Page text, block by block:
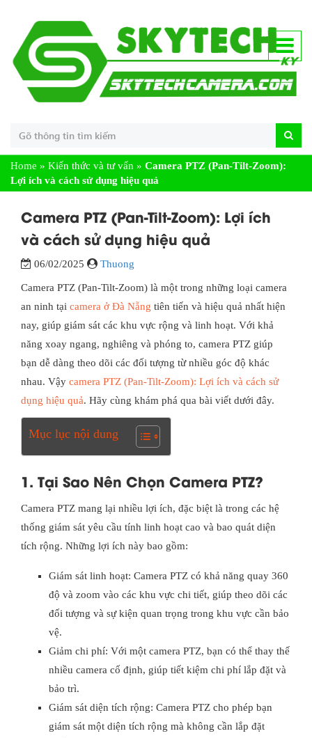
Home » Kiến thức và tư vấn » Camera PTZ (Pan-Tilt-Zoom):
Lợi ích và cách sử dụng hiệu quả
Camera PTZ (Pan-Tilt-Zoom): Lợi ích
và cách sử dụng hiệu quả
06/02/2025 Thuong
Camera PTZ (Pan-Tilt-Zoom) là một trong những loại camera
an ninh tại camera ở Đà Nẵng tiên tiến và hiệu quả nhất hiện
nay, giúp giám sát các khu vực rộng và linh hoạt. Với khả
năng xoay ngang, nghiêng và phóng to, camera PTZ giúp
bạn dễ dàng theo dõi các đối tượng từ nhiều góc độ khác
nhau. Vậy camera PTZ (Pan-Tilt-Zoom): Lợi ích và cách sử
dụng hiệu quả. Hãy cùng khám phá qua bài viết dưới đây.
Mục lục nội dung
1. Tại Sao Nên Chọn Camera PTZ?
Camera PTZ mang lại nhiều lợi ích, đặc biệt là trong các hệ
thống giám sát yêu cầu tính linh hoạt cao và bao quát diện
tích rộng. Những lợi ích này bao gồm:
Giám sát linh hoạt: Camera PTZ có khả năng quay 360
độ và zoom vào các khu vực chi tiết, giúp theo dõi các
đối tượng và sự kiện quan trọng trong khu vực cần bảo
vệ.
Giảm chi phí: Với một camera PTZ, bạn có thể thay thế
nhiều camera cố định, giúp tiết kiệm chi phí lắp đặt và
bảo trì.
Giám sát diện tích rộng: Camera PTZ cho phép bạn
giám sát một diện tích rộng mà không cần lắp đặt